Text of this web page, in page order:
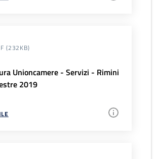
(232KB)
Unioncamere - Servizi - Rimini
2019